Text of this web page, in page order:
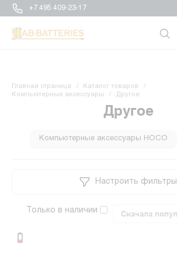
+7 495 409-23-17
Главная страница
Каталог товаров
Компьютерные аксессуары
Другое
Другое
Компьютерные аксессуары HOCO
Настроить фильтры
Только в наличии